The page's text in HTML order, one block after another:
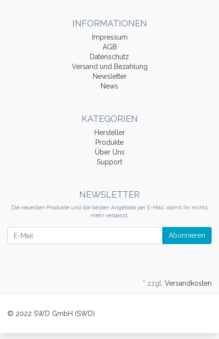
INFORMATIONEN
Impressum
AGB
Datenschutz
Versand und Bezahlung
Newsletter
News
KATEGORIEN
Hersteller
Produkte
Über Uns
Support
NEWSLETTER
Die neuesten Produkte und die besten Angebote per E-Mail, damit Ihr nichts
mehr verpasst.
Abonnieren
* zzgl. Versandkosten
© 2022 SWD GmbH (SWD)